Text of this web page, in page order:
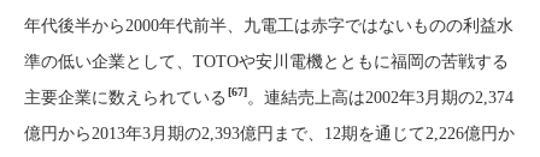
年代後半から2000年代前半、九電工は赤字ではないものの利益水
準の低い企業として、TOTOや安川電機とともに福岡の苦戦する
主要企業に数えられている [67]。連結売上高は2002年3月期の2,374
億円から2013年3月期の2,393億円まで、12期を通じて2,226億円か